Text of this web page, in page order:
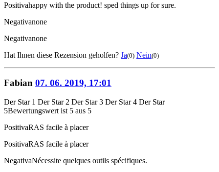
Positivahappy with the product! sped things up for sure.
Negativanone
Negativanone
Hat Ihnen diese Rezension geholfen? Ja(0) Nein(0)
Fabian 07. 06. 2019, 17:01
Der Star 1 Der Star 2 Der Star 3 Der Star 4 Der Star
5Bewertungswert ist 5 aus 5
PositivaRAS facile à placer
PositivaRAS facile à placer
NegativaNécessite quelques outils spécifiques.